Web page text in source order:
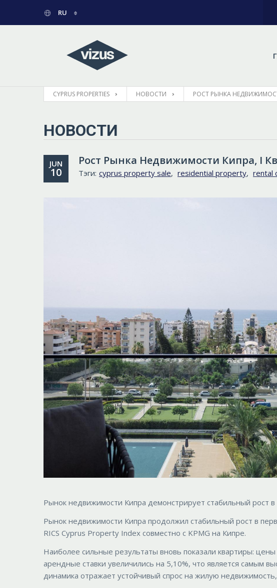
RU
ГРЕЧЕСКИЙ
CYPRUS PROPERTIES НОВОСТИ PОСТ РЫНКА
НОВОСТИ
JUN
10
Pост Рынка Недвижимости Кипра, I
Тэги: cyprus property sale, residential property, rental
Рынок недвижимости Кипра демонстрирует стабильный рост
Рынок недвижимости Кипра продолжил стабильный рост в
RICS Cyprus Property Index совместно с KPMG на Кипре.
Наиболее сильные результаты вновь показали квартиры:
арендные ставки увеличились на 5,10%, что является самым
динамика отражает устойчивый спрос на жилую